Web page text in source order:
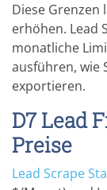
Diese Grenzen
erhöhen. Lead
monatliche
ausführen, wie
exportieren.
D7 Lead
Preise
Lead Scrape